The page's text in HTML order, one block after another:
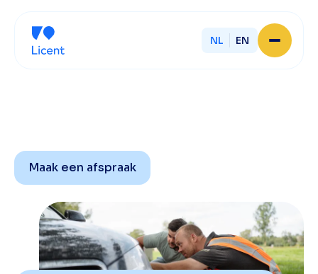
NL EN
Onze ondernemers
Contact
Maak een afspraak